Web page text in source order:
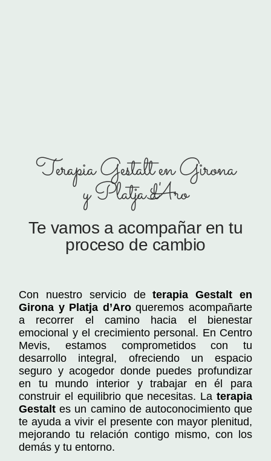
Terapia Gestalt en Girona
y Platja d'Aro
Te vamos a acompañar en tu
proceso de cambio
Con nuestro servicio deterapia Gestalt en
Girona y Platja d’Aroqueremos acompañarte
a recorrer el camino hacia el bienestar
emocional y el crecimiento personal. En Centro
Mevis, estamos comprometidos con tu
desarrollo integral, ofreciendo un espacio
seguro y acogedor donde puedes profundizar
en tu mundo interior y trabajar en él para
construir el equilibrio que necesitas. La terapia
Gestaltes un camino de autoconocimiento que
te ayuda a vivir el presente con mayor plenitud,
mejorando tu relación contigo mismo, con los
demás y tu entorno.